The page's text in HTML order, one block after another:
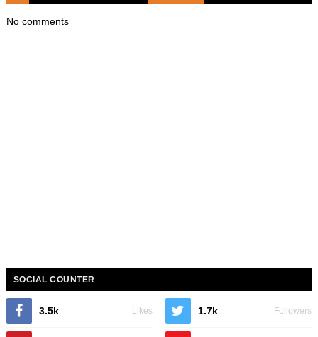
No comments
SOCIAL COUNTER
3.5k Likes 1.7k Followers